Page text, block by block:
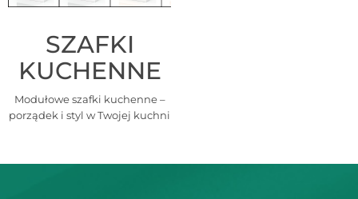
SZAFKI
KUCHENNE
Modułowe szafki kuchenne –
porządek i styl w Twojej kuchni